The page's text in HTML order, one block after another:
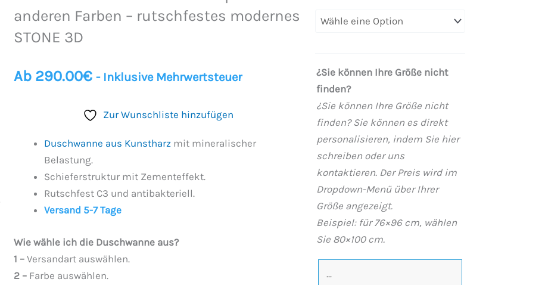
anderen Farben – rutschfestes modernes
STONE 3D
Ab 290.00€ - Inklusive Mehrwertsteuer
Zur Wunschliste hinzufügen
Duschwanne aus Kunstharzmit mineralischer
Belastung.
Schieferstruktur mit Zementeffekt.
Rutschfest C3 und antibakteriell.
Versand 5-7 Tage
Wie wähle ich die Duschwanne aus?
1 –Versandart auswählen.
2 –Farbe auswählen.
¿Sie können Ihre Größe nicht
finden?
¿Sie können Ihre Größe nicht
finden? Sie können es direkt
personalisieren, indem Sie hier
schreiben oder uns
kontaktieren. Der Preis wird im
Dropdown-Menü über Ihrer
Größe angezeigt.
Beispiel: für 76×96 cm, wählen
Sie 80×100 cm.
in
anderen
Farben
–
rutschfestes
modernes
STONE
3D
Menge